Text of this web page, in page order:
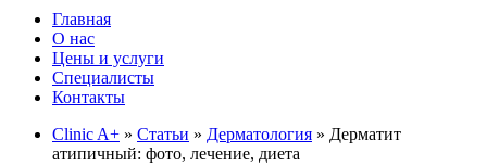
Главная
О нас
Цены и услуги
Специалисты
Контакты
Clinic A+ » Статьи » Дерматология » Дерматит
атипичный: фото, лечение, диета